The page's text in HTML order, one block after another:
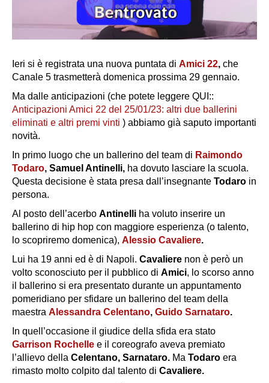
Ieri si è registrata una nuova puntata di Amici 22, che
Canale 5 trasmetterà domenica prossima 29 gennaio.
Ma dalle anticipazioni (che potete leggere QUI::
Anticipazioni Amici 22 del 25/01/23: altri due ballerini
eliminati e altri premi vinti ) abbiamo già saputo importanti
novità.
In primo luogo che un ballerino del team di Raimondo
Todaro, Samuel Antinelli, ha dovuto lasciare la scuola.
Questa decisione è stata presa dall’insegnante Todaro in
persona.
Al posto dell’acerbo Antinelli ha voluto inserire un
ballerino di hip hop con maggiore esperienza (o talento,
lo scopriremo domenica), Alessio Cavaliere.
Lui ha 19 anni ed è di Napoli. Cavaliere non è però un
volto sconosciuto per il pubblico di Amici, lo scorso anno
il ballerino si era presentato durante un appuntamento
pomeridiano per sfidare un ballerino del team della
maestra Alessandra Celentano, Guido Sarnataro.
In quell’occasione il giudice della sfida era stato
Garrison Rochelle e il coreografo aveva premiato
l’allievo della Celentano, Sarnataro. Ma Todaro era
rimasto molto colpito dal talento di Cavaliere.